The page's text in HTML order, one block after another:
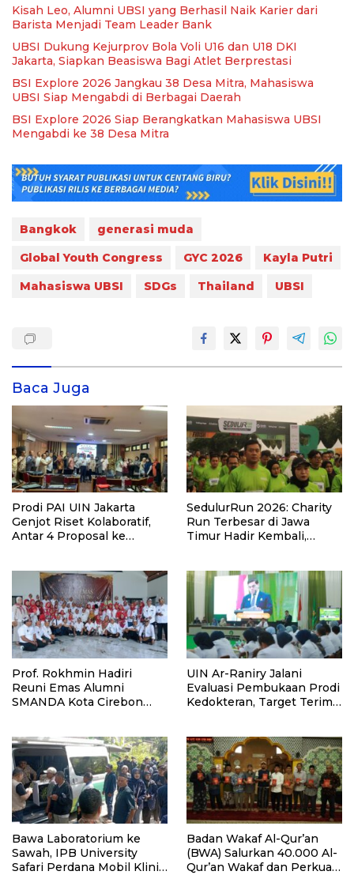
Kisah Leo, Alumni UBSI yang Berhasil Naik Karier dari
Barista Menjadi Team Leader Bank
UBSI Dukung Kejurprov Bola Voli U16 dan U18 DKI
Jakarta, Siapkan Beasiswa Bagi Atlet Berprestasi
BSI Explore 2026 Jangkau 38 Desa Mitra, Mahasiswa
UBSI Siap Mengabdi di Berbagai Daerah
BSI Explore 2026 Siap Berangkatkan Mahasiswa UBSI
Mengabdi ke 38 Desa Mitra
Bangkok
generasi muda
Global Youth Congress
GYC 2026
Kayla Putri
Mahasiswa UBSI
SDGs Thailand UBSI
Baca Juga
Prodi PAI UIN Jakarta
Genjot Riset Kolaboratif,
Antar 4 Proposal ke
SedulurRun 2026: Charity
Run Terbesar di Jawa
Timur Hadir Kembali,
Santri dan Guru Honorer
Prof. Rokhmin Hadiri
Reuni Emas Alumni
SMANDA Kota Cirebon
UIN Ar-Raniry Jalani
Evaluasi Pembukaan Prodi
Kedokteran, Target Terima
Bawa Laboratorium ke
Sawah, IPB University
Safari Perdana Mobil Klinik
Badan Wakaf Al-Qur’an
(BWA) Salurkan 40.000 Al-
Qur’an Wakaf dan Perkuat